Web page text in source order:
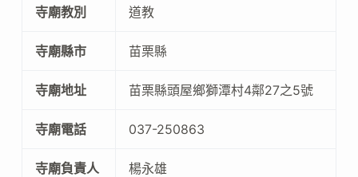
寺廟教別 道教
寺廟縣市 苗栗縣
寺廟地址 苗栗縣頭屋鄉獅潭村4鄰27之5號
寺廟電話 037-250863
寺廟負責人 楊永雄